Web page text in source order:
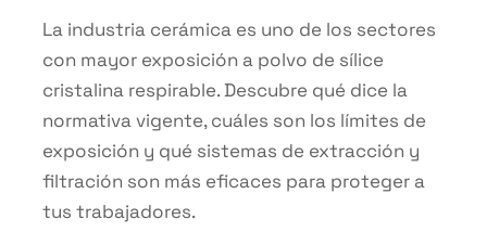
La industria cerámica es uno de los sectores
con mayor exposición a polvo de sílice
cristalina respirable. Descubre qué dice la
normativa vigente, cuáles son los límites de
exposición y qué sistemas de extracción y
filtración son más eficaces para proteger a
tus trabajadores.